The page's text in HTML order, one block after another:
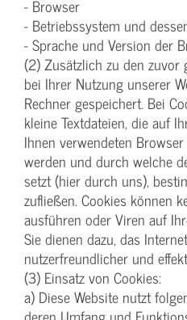
- Browser
- Betriebssystem und
- Sprache und Version der
(2) Zusätzlich zu den zuvor
bei Ihrer Nutzung unserer
Rechner gespeichert. Bei
kleine Textdateien, die auf
Ihnen verwendeten
werden und durch welche
setzt (hier durch uns),
zufließen. Cookies können
ausführen oder Viren auf
Sie dienen dazu, das
nutzerfreundlicher und
(3) Einsatz von Cookies:
a) Diese Website nutzt